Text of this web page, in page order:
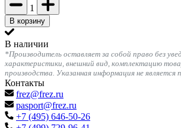
1
В корзину
В наличии
*Производитель оставляет за собой право без
характеристики, внешний вид, комплектацию
производства. Указанная информация не является
Контакты
frez@frez.ru
pasport@frez.ru
+7 (495) 646-50-26